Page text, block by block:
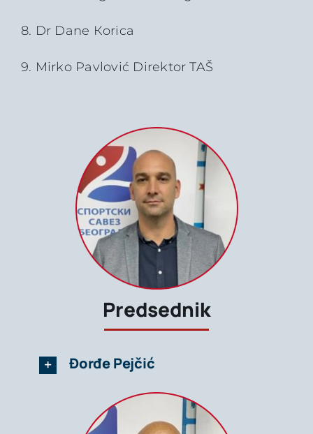
8. Dr Dane Кorica
9. Mirko Pavlović Direktor TAŠ
Predsednik
Đorđe Pejčić